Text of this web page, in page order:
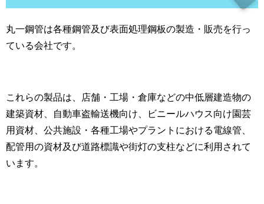
丸一鋼管は各種鋼管及び表面処理鋼板の製造・販売を行っ
ている会社です。
これらの製品は、店舗・工場・倉庫などの中低層建造物の
建築資材、自動車盗輸送機向け、ビニールハウス向け園芸
用資材、公共施設・各種工場やプラントにおける電線管、
配管用の資材及び道路標識や街灯の支柱などに利用されて
います。